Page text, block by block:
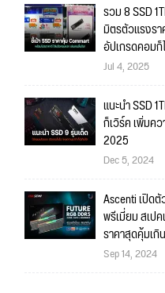
รวม 8 SSD
มิตรตัวแรงร
อัปเกรดคอมก็
Jul 4, 2025
แนะนำ SSD
ก็เวิร์ค เพิ่มค
2025
Dec 5, 2024
Ascenti เปิดตั
พรีเมี่ยม สเป
ราคาสุดคุ้มเกิ
Sep 14, 2024